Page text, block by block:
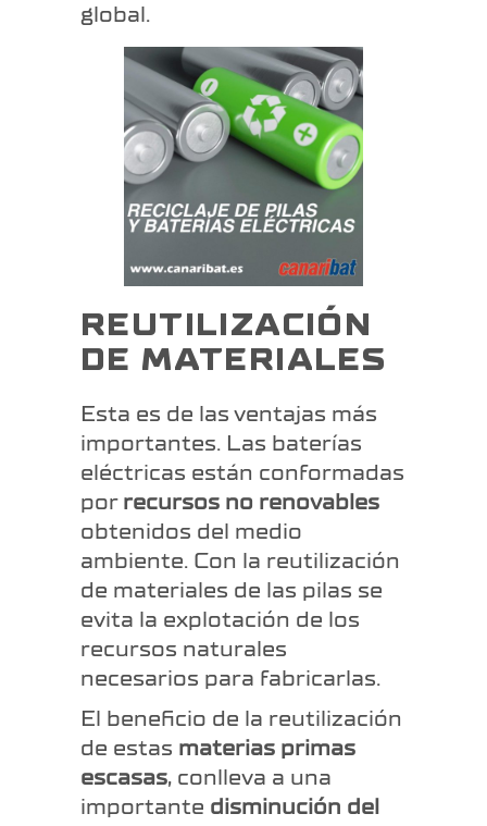
global.
REUTILIZACIÓN
DE MATERIALES
Esta es de las ventajas más
importantes. Las baterías
eléctricas están conformadas
por recursos no renovables
obtenidos del medio
ambiente. Con la reutilización
de materiales de las pilas se
evita la explotación de los
recursos naturales
necesarios para fabricarlas.
El beneficio de la reutilización
de estas materias primas
escasas, conlleva a una
importante disminución del